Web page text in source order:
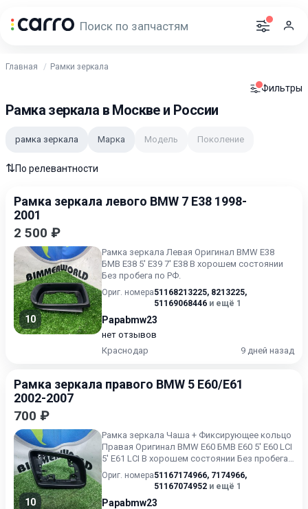
Главная Рамки зеркала
Фильтры
Рамка зеркала в Москве и России
рамка зеркала Марка Модель Поколение
⇅По релевантности
Рамка зеркала левого BMW 7 E38 1998-
2001
2 500 ₽
10
Рамка зеркала Левая Оригинал BMW E38
БМВ Е38 5' E39 7' E38 В хорошем состоянии
Без пробега по РФ.
Ориг. номера51168213225, 8213225,
51169068446 и ещё 1
Papabmw23
нет отзывов
Краснодар
9 дней назад
Рамка зеркала правого BMW 5 E60/E61
2002-2007
700 ₽
10
Рамка зеркала Чаша + Фиксирующее кольцо
Правая Оригинал BMW E60 БМВ Е60 5' E60 LCI
5' E61 LCI В хорошем состоянии Без пробега
по РФ.
Ориг. номера51167174966, 7174966,
51167074952 и ещё 1
Papabmw23